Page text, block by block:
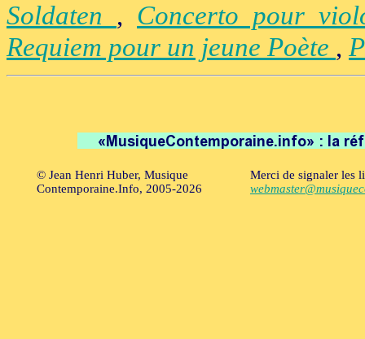
Soldaten , Concerto pour
Requiem pour un jeune Poète ,
© Jean Henri Huber, Musique
Contemporaine.Info, 2005-2026
Merci de signaler les